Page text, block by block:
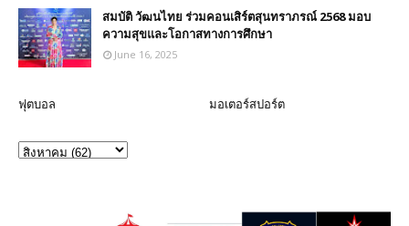
สมบัติ วัฒนไทย ร่วมคอนเสิร์ตสุนทราภรณ์ 2568 มอบ
ความสุขและโอกาสทางการศึกษา
June 16, 2025
ฟุตบอล มอเตอร์สปอร์ต